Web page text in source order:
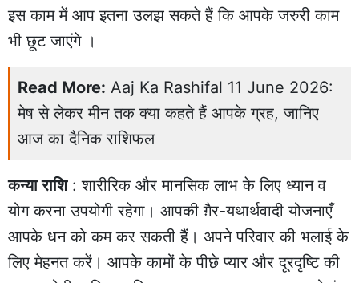
इस काम में आप इतना उलझ सकते हैं कि आपके जरुरी काम
भी छूट जाएंगे ।
Read More: Aaj Ka Rashifal 11 June 2026:
मेष से लेकर मीन तक क्या कहते हैं आपके ग्रह, जानिए
आज का दैनिक राशिफल
कन्या राशि: शारीरिक और मानसिक लाभ के लिए ध्यान व
योग करना उपयोगी रहेगा। आपकी ग़ैर-यथार्थवादी योजनाएँ
आपके धन को कम कर सकती हैं। अपने परिवार की भलाई के
लिए मेहनत करें। आपके कामों के पीछे प्यार और दूरदृष्टि की